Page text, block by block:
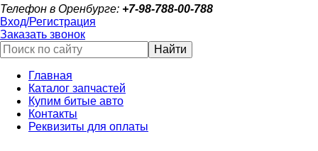
Телефон в Оренбурге: +7‑98‑788‑00‑788
Вход/Регистрация
Заказать звонок
Найти
Главная
Каталог запчастей
Купим битые авто
Контакты
Реквизиты для оплаты